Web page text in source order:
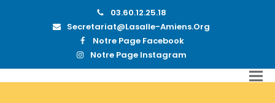
03.60.12.25.18
Secretariat@lasalle-Amiens.org
Notre Page Facebook
Notre Page Instagram